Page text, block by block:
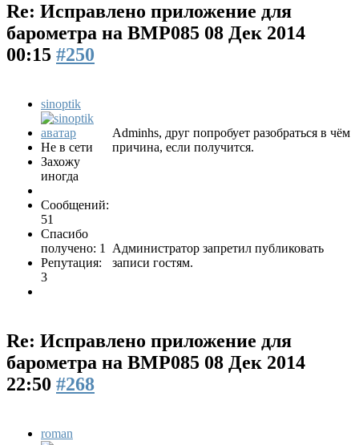
Re: Исправлено приложение для
барометра на BMP085 08 Дек 2014
00:15 #250
sinoptik
Не в сети
Захожу
иногда
Сообщений:
51
Спасибо
получено: 1
Репутация:
3
Adminhs, друг попробует разобраться в чём
причина, если получится.
Администратор запретил публиковать
записи гостям.
Re: Исправлено приложение для
барометра на BMP085 08 Дек 2014
22:50 #268
roman